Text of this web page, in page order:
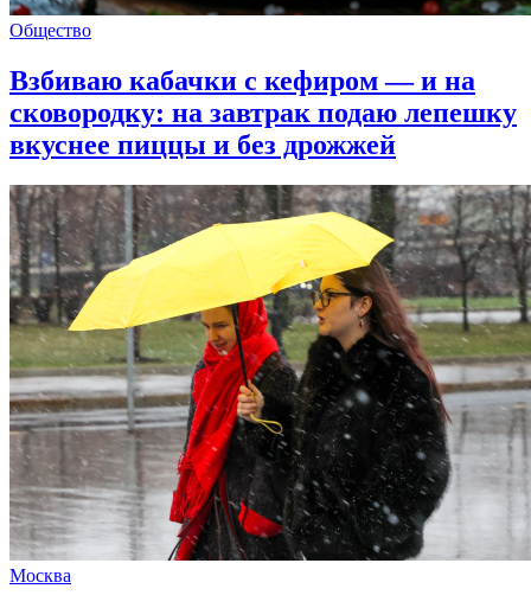
Общество
Взбиваю кабачки с кефиром — и на
сковородку: на завтрак подаю лепешку
вкуснее пиццы и без дрожжей
Москва